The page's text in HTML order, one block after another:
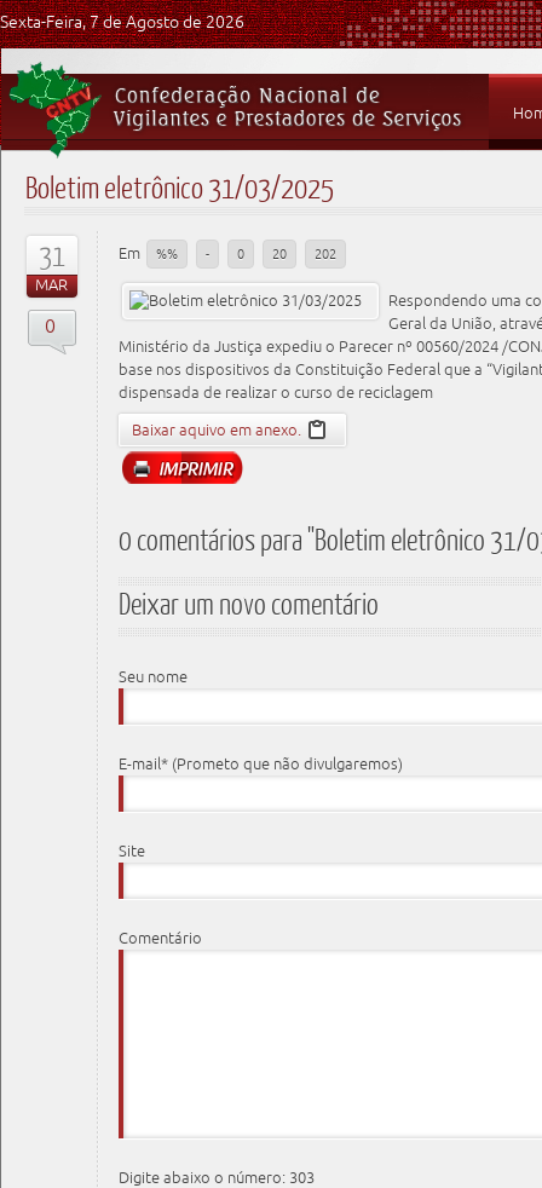
Sexta-Feira, 7 de Agosto de 2026
Boletim eletrônico 31/03/2025
31
MAR
0
Em %% - 0 20 202
Respondendo uma
Geral da União,
Ministério da Justiça expediu o Parecer nº 00560/2024 /
base nos dispositivos da Constituição Federal que a
dispensada de realizar o curso de reciclagem
Baixar aquivo em anexo.
0 comentários para "Boletim eletrônico
Deixar um novo comentário
Seu nome
E-mail* (Prometo que não divulgaremos)
Site
Comentário
Digite abaixo o número: 303